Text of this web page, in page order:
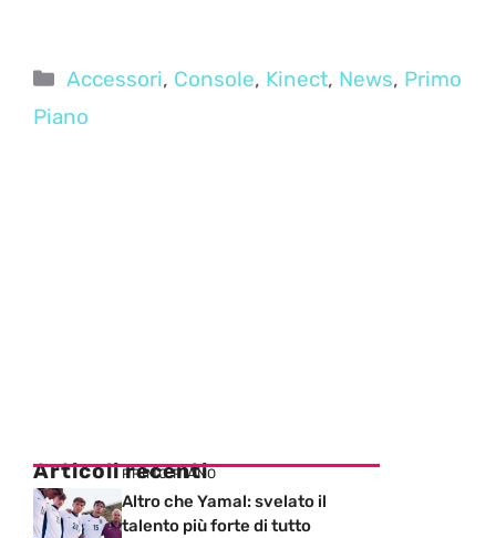
Categorie
Accessori, Console, Kinect, News, Primo
Piano
Articoli recenti
PRIMO PIANO
Altro che Yamal: svelato il
talento più forte di tutto